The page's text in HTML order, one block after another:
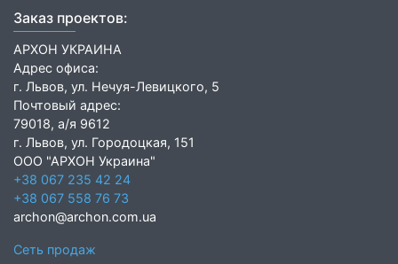
Заказ проектов:
АРХОН УКРАИНА
Адрес офиса:
г. Львов, ул. Нечуя-Левицкого, 5
Почтовый адрес:
79018, а/я 9612
г. Львов, ул. Городоцкая, 151
ООО "АРХОН Украина"
+38 067 235 42 24
+38 067 558 76 73
archon@archon.com.ua
Сеть продаж